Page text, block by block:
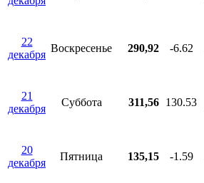
22
декабря
Воскресенье 290,92 -6.62
21
декабря
Суббота 311,56 130.53
20
декабря
Пятница 135,15 -1.59